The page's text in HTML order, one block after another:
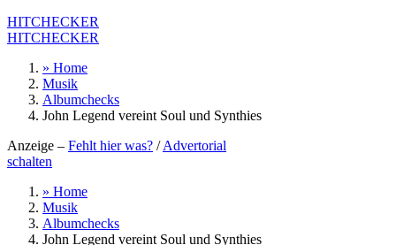
HITCHECKER
HITCHECKER
» Home
Musik
Albumchecks
John Legend vereint Soul und Synthies
Anzeige – Fehlt hier was? /Advertorial
schalten
» Home
Musik
Albumchecks
John Legend vereint Soul und Synthies